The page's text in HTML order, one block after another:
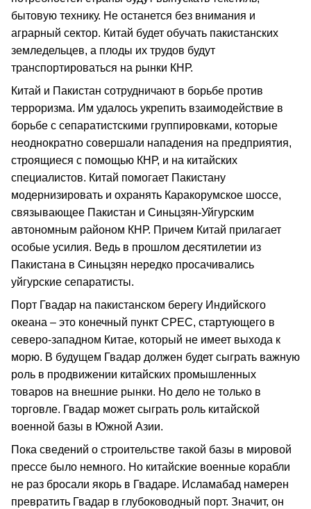
бытовую технику. Не останется без внимания и
аграрный сектор. Китай будет обучать пакистанских
земледельцев, а плоды их трудов будут
транспортироваться на рынки КНР.
Китай и Пакистан сотрудничают в борьбе против
терроризма. Им удалось укрепить взаимодействие в
борьбе с сепаратистскими группировками, которые
неоднократно совершали нападения на предприятия,
строящиеся с помощью КНР, и на китайских
специалистов. Китай помогает Пакистану
модернизировать и охранять Каракорумское шоссе,
связывающее Пакистан и Синьцзян-Уйгурским
автономным районом КНР. Причем Китай прилагает
особые усилия. Ведь в прошлом десятилетии из
Пакистана в Синьцзян нередко просачивались
уйгурские сепаратисты.
Порт Гвадар на пакистанском берегу Индийского
океана – это конечный пункт CPEC, стартующего в
северо-западном Китае, который не имеет выхода к
морю. В будущем Гвадар должен будет сыграть важную
роль в продвижении китайских промышленных
товаров на внешние рынки. Но дело не только в
торговле. Гвадар может сыграть роль китайской
военной базы в Южной Азии.
Пока сведений о строительстве такой базы в мировой
прессе было немного. Но китайские военные корабли
не раз бросали якорь в Гвадаре. Исламабад намерен
превратить Гвадар в глубоководный порт. Значит, он